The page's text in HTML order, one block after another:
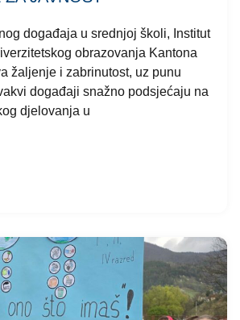
događaja u srednjoj školi, Institut
obrazovanja Kantona
žaljenje i zabrinutost, uz punu
događaji snažno podsjećaju na
djelovanja u